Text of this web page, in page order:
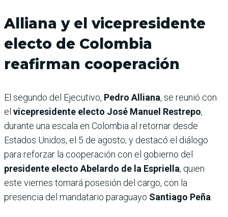
Alliana y el vicepresidente
electo de Colombia
reafirman cooperación
El segundo del Ejecutivo, Pedro Alliana, se reunió con
el vicepresidente electo José Manuel Restrepo,
durante una escala en Colombia al retornar desde
Estados Unidos, el 5 de agosto; y destacó el diálogo
para reforzar la cooperación con el gobierno del
presidente electo Abelardo de la Espriella, quien
este viernes tomará posesión del cargo, con la
presencia del mandatario paraguayo Santiago Peña